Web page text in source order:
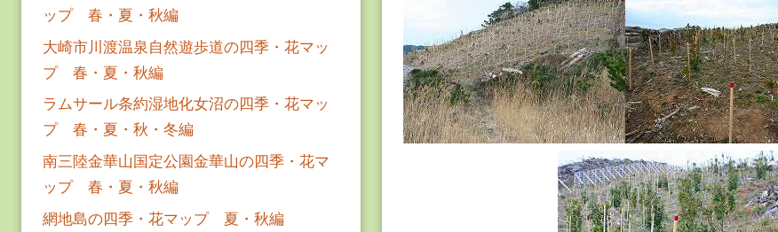
ップ 春・夏・秋編
大崎市川渡温泉自然遊歩道の四季・花マッ
プ 春・夏・秋編
ラムサール条約湿地化女沼の四季・花マッ
プ 春・夏・秋・冬編
南三陸金華山国定公園金華山の四季・花マ
ップ 春・夏・秋編
網地島の四季・花マップ 夏・秋編